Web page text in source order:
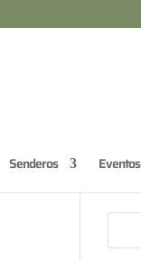
Senderos Eventos